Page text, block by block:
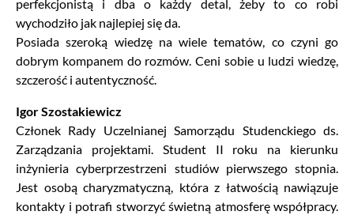
perfekcjonistą i dba o każdy detal, żeby to co robi
wychodziło jak najlepiej się da.
Posiada szeroką wiedzę na wiele tematów, co czyni go
dobrym kompanem do rozmów. Ceni sobie u ludzi wiedzę,
szczerość i autentyczność.
Igor Szostakiewicz
Członek Rady Uczelnianej Samorządu Studenckiego ds.
Zarządzania projektami. Student II roku na kierunku
inżynieria cyberprzestrzeni studiów pierwszego stopnia.
Jest osobą charyzmatyczną, która z łatwością nawiązuje
kontakty i potrafi stworzyć świetną atmosferę współpracy.